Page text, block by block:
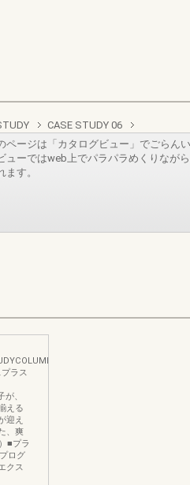
CASE STUDY 06
ページは「カタログビュー」でごらん
ューではweb上でパラパラめくりなが
ます。
ラス
、
える
迎え
、爽
■プラ
ログ
クス